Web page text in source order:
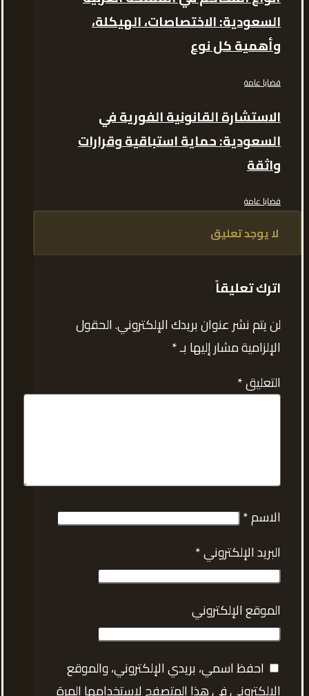
السعودية: الاختصاصات، الهيكلة،
وأهمية كل نوع
قضايا عامة
الاستشارة القانونية الفورية في
السعودية: حماية استباقية وقرارات
واثقة
قضايا عامة
لا يوجد تعليق
اترك تعليقاً
لن يتم نشر عنوان بريدك الإلكتروني.الحقول
الإلزامية مشار إليها بـ*
التعليق*
الاسم*
البريد الإلكتروني*
الموقع الإلكتروني
احفظ اسمي، بريدي الإلكتروني، والموقع
الإلكتروني في هذا المتصفح لاستخدامها المرة